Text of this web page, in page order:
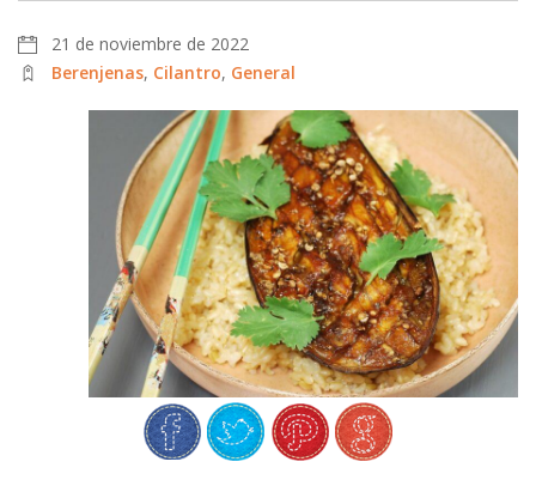
21 de noviembre de 2022
Berenjenas, Cilantro, General